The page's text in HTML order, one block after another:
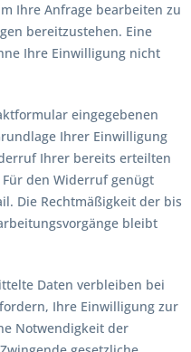
Ihre Anfrage bearbeiten zu
bereitzustehen. Eine
Ihre Einwilligung nicht
eingegebenen
Ihrer Einwilligung
Ihrer bereits erteilten
den Widerruf genügt
Die Rechtmäßigkeit der bis
bleibt
Daten verbleiben bei
Ihre Einwilligung zur
Notwendigkeit der